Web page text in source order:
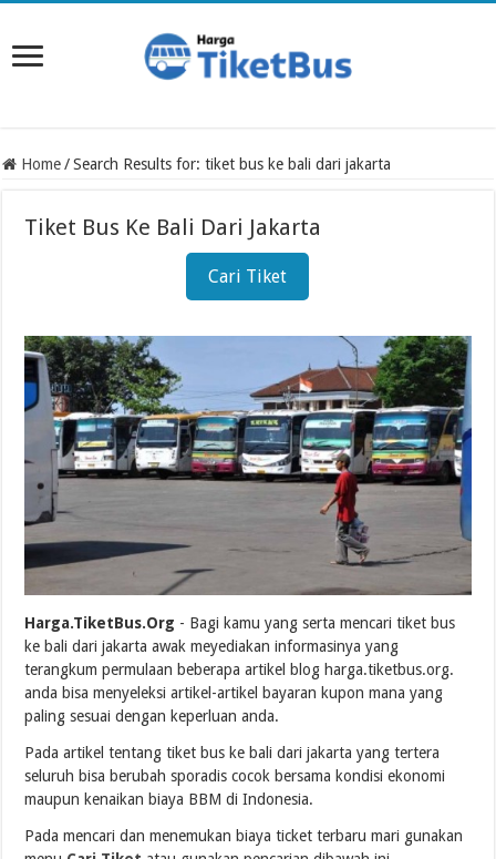
Home / Search Results for: tiket bus ke bali dari jakarta
Tiket Bus Ke Bali Dari Jakarta
Cari Tiket
Harga.TiketBus.Org - Bagi kamu yang serta mencari tiket bus
ke bali dari jakarta awak meyediakan informasinya yang
terangkum permulaan beberapa artikel blog harga.tiketbus.org.
anda bisa menyeleksi artikel-artikel bayaran kupon mana yang
paling sesuai dengan keperluan anda.
Pada artikel tentang tiket bus ke bali dari jakarta yang tertera
seluruh bisa berubah sporadis cocok bersama kondisi ekonomi
maupun kenaikan biaya BBM di Indonesia.
Pada mencari dan menemukan biaya ticket terbaru mari gunakan